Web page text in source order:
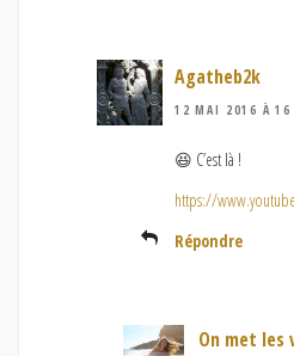
Agatheb2k
12 MAI 2016 À
😆 C’est là !
https://
Répondre
On met les